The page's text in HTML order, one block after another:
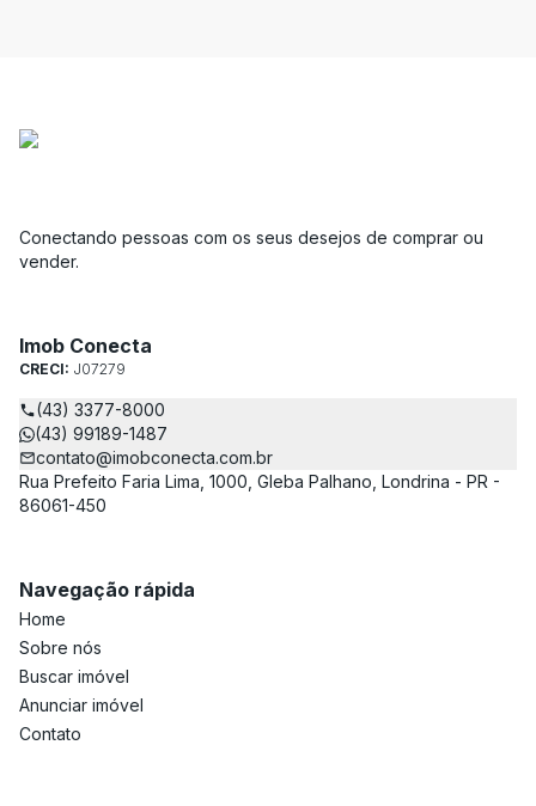
Conectando pessoas com os seus desejos de comprar ou
vender.
Imob Conecta
CRECI: J07279
(43) 3377-8000
(43) 99189-1487
contato@imobconecta.com.br
Rua Prefeito Faria Lima, 1000, Gleba Palhano, Londrina - PR -
86061-450
Navegação rápida
Home
Sobre nós
Buscar imóvel
Anunciar imóvel
Contato